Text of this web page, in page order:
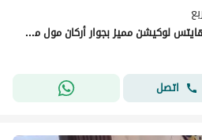
للايجار بالشيخ زايد كمبوند زايد هايتس لوكيشن مميز بجوار أركان مول من مدخل زايد 3 من وصله دهشور شقه مميزه جدا تشطيب سوبر لوكس ح
اتصل